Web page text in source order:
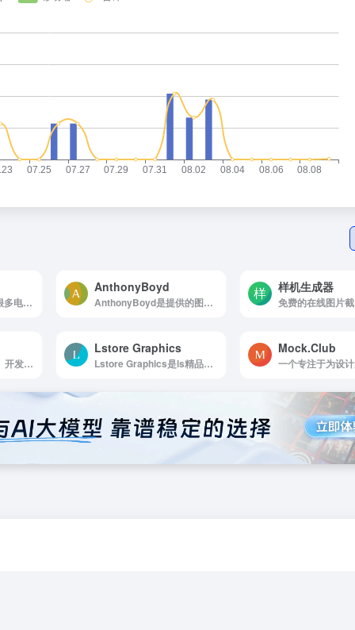
previewed是分享了很多电子设备样机，可以插入视频，或者选择3D样机，免费版有水印
AnthonyBoyd
AnthonyBoyd是提供的图形设计资源，样机和纹理
样机生成器
一个专注于为设计师、开发者和产品经理提供高质量设备模型（Device Mockups）的在线资源平台。
Lstore Graphics
Lstore Graphics是ls精品付费或者免费样机资源
Mock.Club